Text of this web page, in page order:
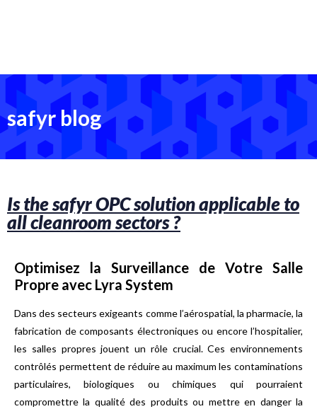
safyr blog
Is the safyr OPC solution applicable to
all cleanroom sectors ?
Optimisez la Surveillance de Votre Salle
Propre avec Lyra System
Dans des secteurs exigeants comme l’aérospatial, la pharmacie, la
fabrication de composants électroniques ou encore l’hospitalier,
les salles propres jouent un rôle crucial. Ces environnements
contrôlés permettent de réduire au maximum les contaminations
particulaires, biologiques ou chimiques qui pourraient
compromettre la qualité des produits ou mettre en danger la